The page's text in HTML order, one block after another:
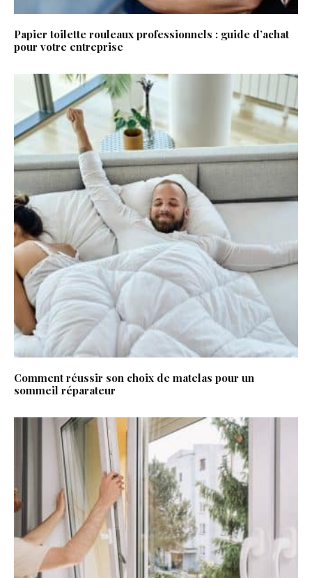
Papier toilette rouleaux professionnels : guide d’achat
pour votre entreprise
Comment réussir son choix de matelas pour un
sommeil réparateur